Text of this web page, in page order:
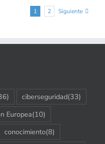
1 2 Siguiente
ciberseguridad(33)
Europea(10)
conocimiento(8)